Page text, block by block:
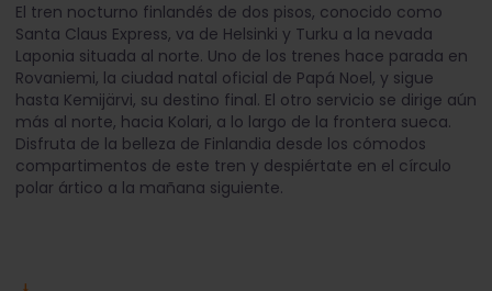
El tren nocturno finlandés de dos pisos, conocido como
Santa Claus Express, va de Helsinki y Turku a la nevada
Laponia situada al norte. Uno de los trenes hace parada en
Rovaniemi, la ciudad natal oficial de Papá Noel, y sigue
hasta Kemijärvi, su destino final. El otro servicio se dirige aún
más al norte, hacia Kolari, a lo largo de la frontera sueca.
Disfruta de la belleza de Finlandia desde los cómodos
compartimentos de este tren y despiértate en el círculo
polar ártico a la mañana siguiente.